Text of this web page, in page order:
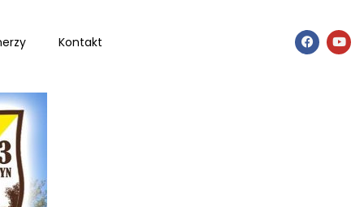
Kontakt